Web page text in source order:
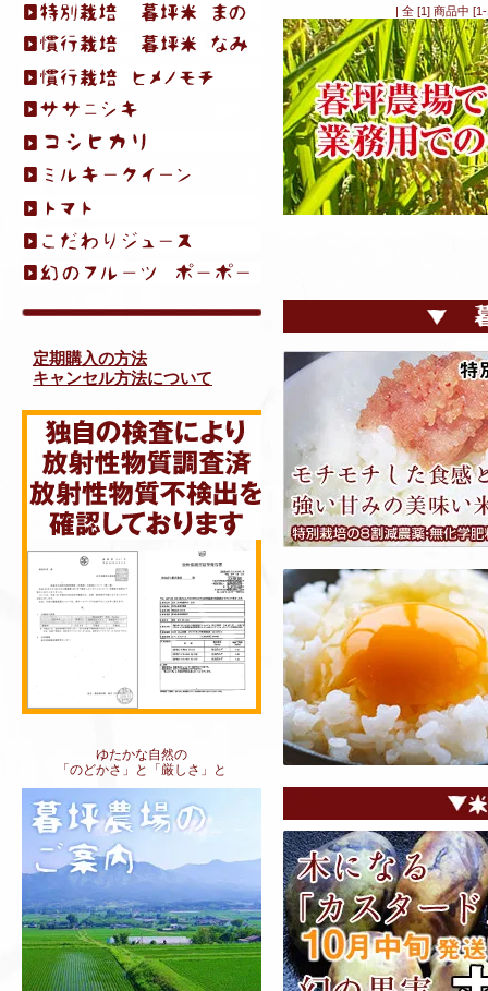
| 全 [1] 商品中
定期購入の方法
キャンセル方法について
ゆたかな自然の
「のどかさ」と「厳しさ」と